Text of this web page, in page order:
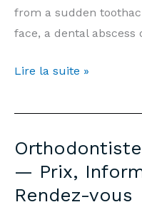
from a sudden
face, a dental abscess
Emergency
Moyeuvre-
—
7
days/7,
Lire la suite »
— Prix,
Rendez-vous